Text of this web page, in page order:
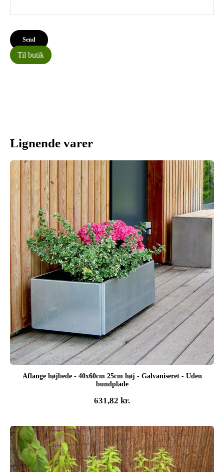
Til butik
Lignende varer
Aflange højbede - 40x60cm 25cm høj - Galvaniseret - Uden
bundplade
631,82 kr.